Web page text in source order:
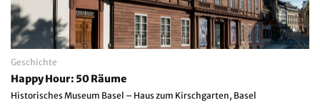
Geschichte
Happy Hour: 50 Räume
Historisches Museum Basel – Haus zum Kirschgarten, Basel